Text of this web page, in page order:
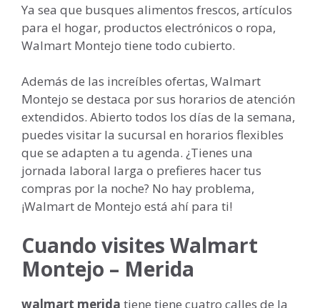
Ya sea que busques alimentos frescos, artículos
para el hogar, productos electrónicos o ropa,
Walmart Montejo tiene todo cubierto.
Además de las increíbles ofertas, Walmart
Montejo se destaca por sus horarios de atención
extendidos. Abierto todos los días de la semana,
puedes visitar la sucursal en horarios flexibles
que se adapten a tu agenda. ¿Tienes una
jornada laboral larga o prefieres hacer tus
compras por la noche? No hay problema,
¡Walmart de Montejo está ahí para ti!
Cuando visites Walmart
Montejo – Merida
walmart merida tiene tiene cuatro calles de la